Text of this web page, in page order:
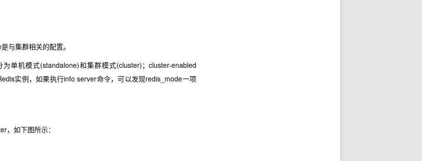
与集群相关的配置。
为单机模式(standalone)和集群模式(cluster)；cluster-enabled
实例，如果执行info server命令，可以发现redis_mode一项
，如下图所示：